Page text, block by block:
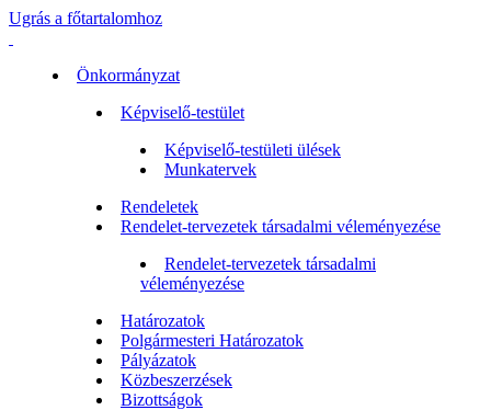
Ugrás a főtartalomhoz
Önkormányzat
Képviselő-testület
Képviselő-testületi ülések
Munkatervek
Rendeletek
Rendelet-tervezetek társadalmi véleményezése
Rendelet-tervezetek társadalmi
véleményezése
Határozatok
Polgármesteri Határozatok
Pályázatok
Közbeszerzések
Bizottságok